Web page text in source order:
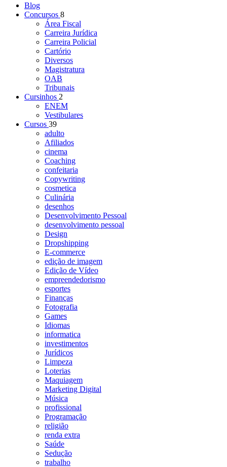
Blog
Concursos 8
Área Fiscal
Carreira Jurídica
Carreira Policial
Cartório
Diversos
Magistratura
OAB
Tribunais
Cursinhos 2
ENEM
Vestibulares
Cursos 39
adulto
Afiliados
cinema
Coaching
confeitaria
Copywriting
cosmetica
Culinária
desenhos
Desenvolvimento Pessoal
desenvolvimento pessoal
Design
Dropshipping
E-commerce
edição de imagem
Edição de Vídeo
empreendedorismo
esportes
Finanças
Fotografia
Games
Idiomas
informatica
investimentos
Jurídicos
Limpeza
Loterias
Maquiagem
Marketing Digital
Música
profissional
Programação
religião
renda extra
Saúde
Sedução
trabalho